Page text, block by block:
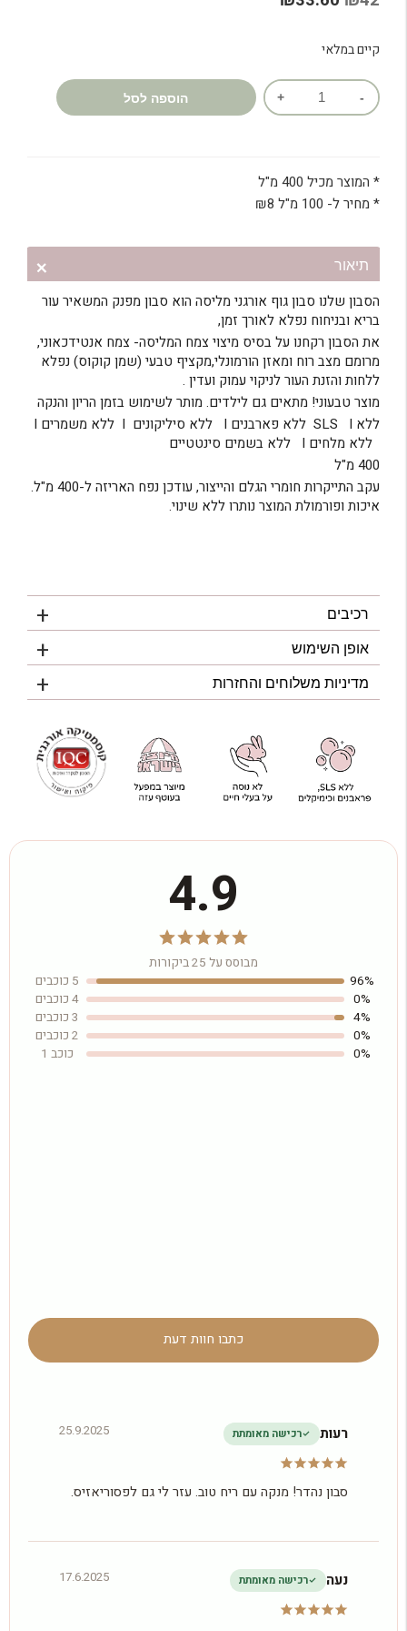
היה:
₪42.
₪33.60.
קיים במלאי
כמות
של
אורגני
מליסה
הוספה לסל
* המוצר מכיל 400 מ"ל
* מחיר ל- 100 מ"ל
₪8
תיאור
הסבון שלנו סבון גוף אורגני מליסה הוא סבון מפנק המשאיר עור
בריא ובניחוח נפלא לאורך זמן,
את הסבון רקחנו על בסיס מיצוי צמח המליסה- צמח אנטידכאוני,
מרומם מצב רוח ומאזן הורמונלי,מקציף טבעי (שמן קוקוס) נפלא
ללחות והזנת העור לניקוי עמוק ועדין .
מוצר טבעוני! מתאים גם לילדים. מותר לשימוש בזמן הריון והנקה
ללא SLS I ללא פארבנים I ללא סיליקונים I ללא משמרים I
ללא מלחים I ללא בשמים סינטטיים
400 מ"ל
עקב התייקרות חומרי הגלם והייצור, עודכן נפח האריזה ל-400 מ"ל.
איכות ופורמולת המוצר נותרו ללא שינוי.
רכיבים
אופן השימוש
מדיניות משלוחים והחזרות
4.9
מבוסס על 25 ביקורות
96%
5 כוכבים
0%
4 כוכבים
4%
3 כוכבים
0%
2 כוכבים
0%
כוכב 1
כתבו חוות דעת
רעות רכישה מאומתת 25.9.2025
סבון נהדר! מנקה עם ריח טוב. עזר לי גם לפסוריאזיס.
נעה רכישה מאומתת 17.6.2025